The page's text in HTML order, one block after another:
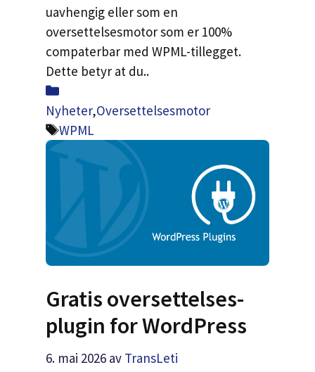
uavhengig eller som en
oversettelsesmotor som er 100%
compaterbar med WPML-tillegget.
Dette betyr at du..
Kategorier
Nyheter,Oversettelsesmotor
Tags
WPML
Gratis oversettelses-
plugin for WordPress
6. mai 2026 av TransLeti